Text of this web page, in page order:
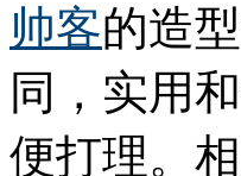
帅客的造
同，实用
便打理。